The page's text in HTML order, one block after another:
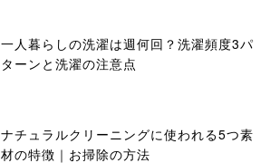
一人暮らしの洗濯は週何回？洗濯頻度3パ
ターンと洗濯の注意点
ナチュラルクリーニングに使われる5つ素
材の特徴｜お掃除の方法